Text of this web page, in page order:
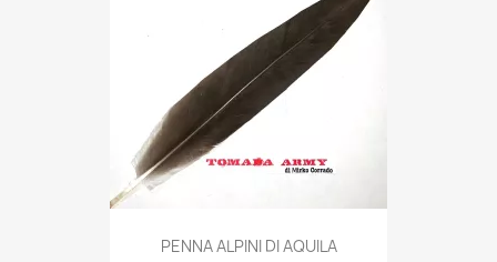
 Quick view
PENNA ALPINI DI AQUILA